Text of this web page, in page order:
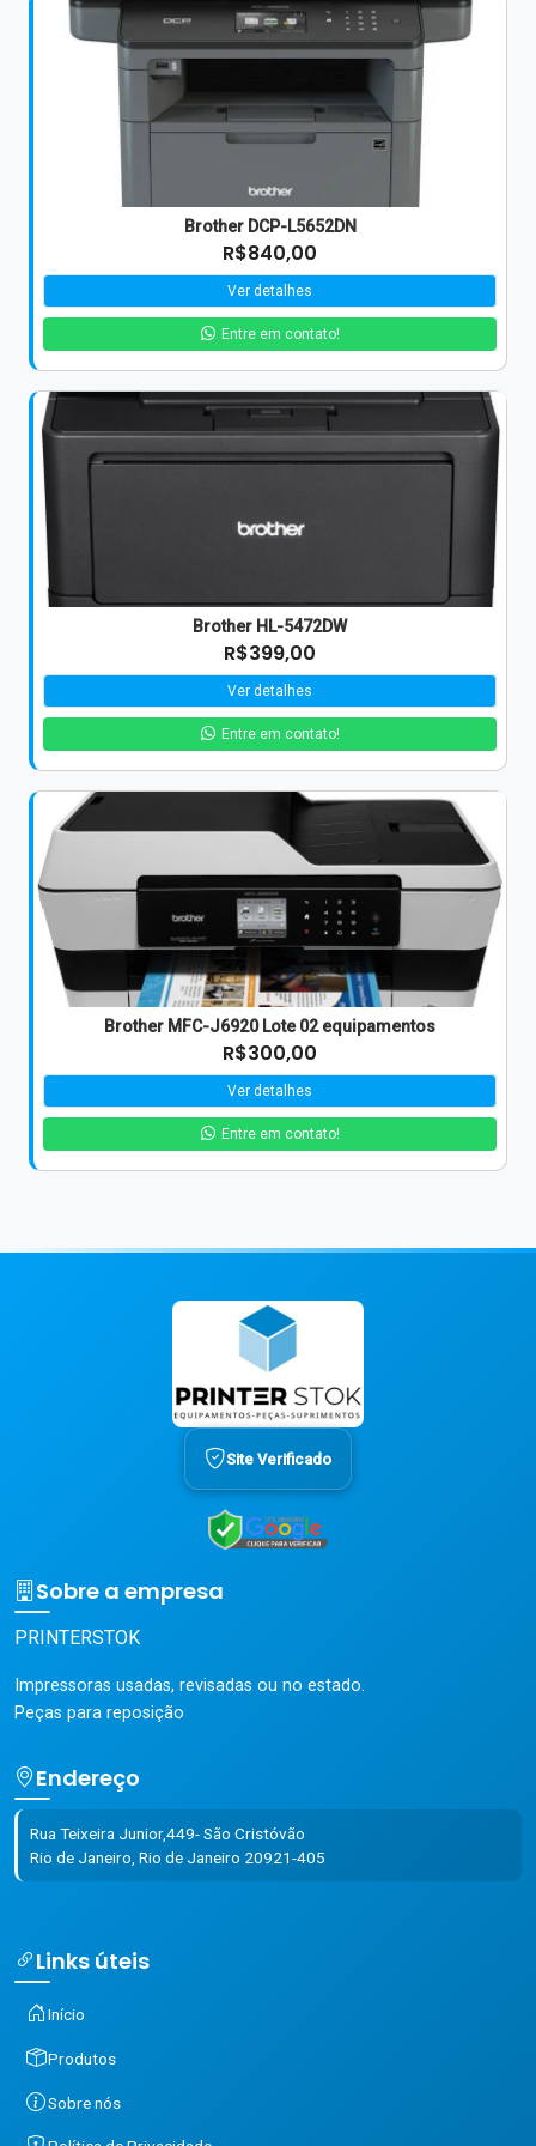
Brother DCP-L5652DN
R$840,00
Ver detalhes
Entre em contato!
Brother HL-5472DW
R$399,00
Ver detalhes
Entre em contato!
Brother MFC-J6920 Lote 02 equipamentos
R$300,00
Ver detalhes
Entre em contato!
Site Verificado
Sobre a empresa
PRINTERSTOK
Impressoras usadas, revisadas ou no estado.
Peças para reposição
Endereço
Rua Teixeira Junior,449- São Cristóvão
Rio de Janeiro, Rio de Janeiro 20921-405
Links úteis
Início
Produtos
Sobre nós